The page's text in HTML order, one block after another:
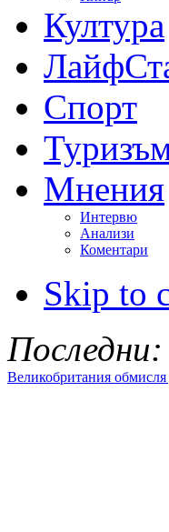
Култура
Спорт
Мнения
Интервю
Анализи
Коментари
Skip to
Последни:
Великобритания